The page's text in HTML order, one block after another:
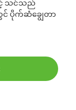
င့် သင်သည်
တွင် ပိုက်ဆံချွေတာ